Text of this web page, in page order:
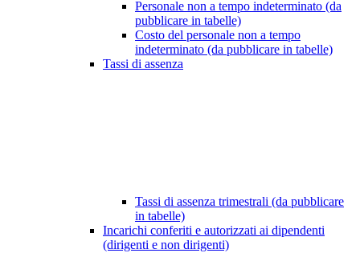
Personale non a tempo indeterminato (da
pubblicare in tabelle)
Costo del personale non a tempo
indeterminato (da pubblicare in tabelle)
Tassi di assenza
Tassi di assenza trimestrali (da pubblicare
in tabelle)
Incarichi conferiti e autorizzati ai dipendenti
(dirigenti e non dirigenti)